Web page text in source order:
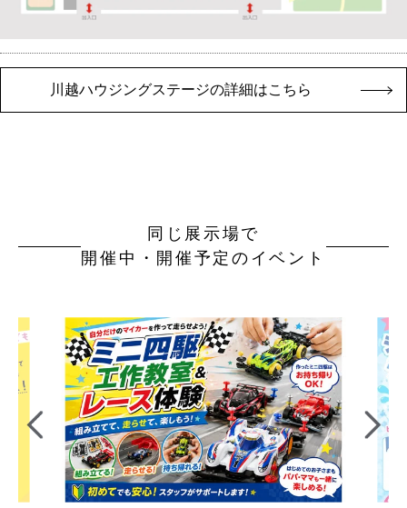
川越ハウジングステージの詳細はこちら
同じ展示場で
開催中・開催予定のイベント